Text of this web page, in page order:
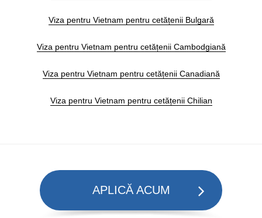
Viza pentru Vietnam pentru cetățenii Bulgară
Viza pentru Vietnam pentru cetățenii Cambodgiană
Viza pentru Vietnam pentru cetățenii Canadiană
Viza pentru Vietnam pentru cetățenii Chilian
APLICĂ ACUM